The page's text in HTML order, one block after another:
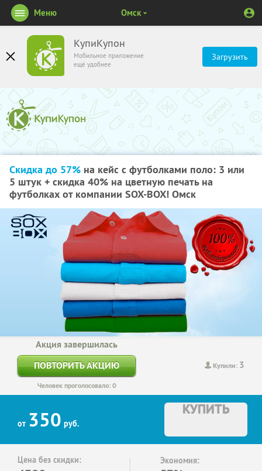
КупиКупон
Мобильное приложение
ещё удобнее
Загрузить
Меню Омск
Скидка до 57% на кейс с футболками поло: 3 или
5 штук + скидка 40% на цветную печать на
футболках от компании SOX-BOX! Омск
Купили: 3
Акция завершилась
ПОВТОРИТЬ АКЦИЮ
Человек проголосовало: 0
от 350 руб.
КУПИТЬ
Цена без скидки: Экономия: